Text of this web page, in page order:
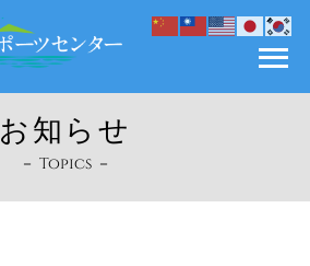
お知らせ
－ Topics －